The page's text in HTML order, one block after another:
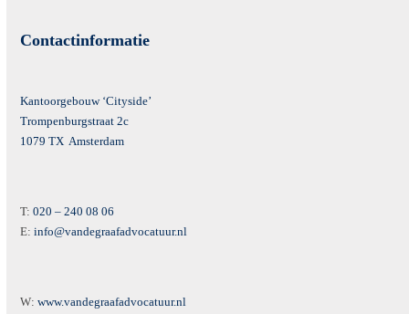
Contactinformatie
Kantoorgebouw ‘Cityside’
Trompenburgstraat 2c
1079 TX Amsterdam
T:020 – 240 08 06
E:info@vandegraafadvocatuur.nl
W:www.vandegraafadvocatuur.nl